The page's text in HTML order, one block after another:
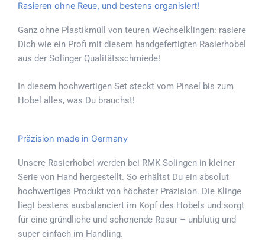
Rasieren ohne Reue, und bestens organisiert!
Ganz ohne Plastikmüll von teuren Wechselklingen: rasiere
Dich wie ein Profi mit diesem handgefertigten Rasierhobel
aus der Solinger Qualitätsschmiede!
In diesem hochwertigen Set steckt vom Pinsel bis zum
Hobel alles, was Du brauchst!
Präzision made in Germany
Unsere Rasierhobel werden bei RMK Solingen in kleiner
Serie von Hand hergestellt. So erhältst Du ein absolut
hochwertiges Produkt von höchster Präzision. Die Klinge
liegt bestens ausbalanciert im Kopf des Hobels und sorgt
für eine gründliche und schonende Rasur – unblutig und
super einfach im Handling.